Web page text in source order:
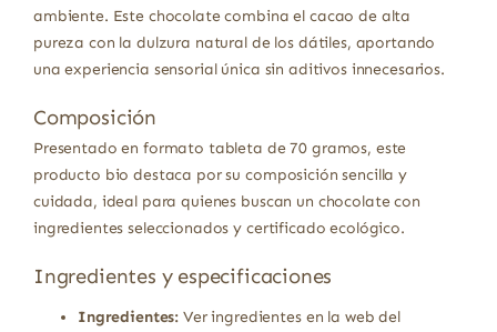
ambiente. Este chocolate combina el cacao de alta
pureza con la dulzura natural de los dátiles, aportando
una experiencia sensorial única sin aditivos innecesarios.
Composición
Presentado en formato tableta de 70 gramos, este
producto bio destaca por su composición sencilla y
cuidada, ideal para quienes buscan un chocolate con
ingredientes seleccionados y certificado ecológico.
Ingredientes y especificaciones
Ingredientes: Ver ingredientes en la web del